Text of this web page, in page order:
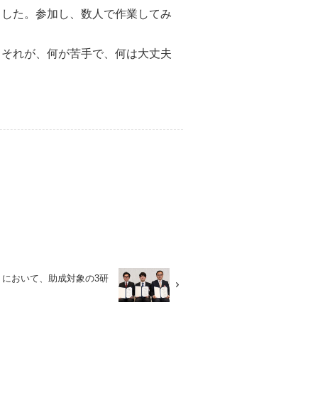
た。参加し、数人で作業してみ
れが、何が苦手で、何は大丈夫
おいて、助成対象の3研